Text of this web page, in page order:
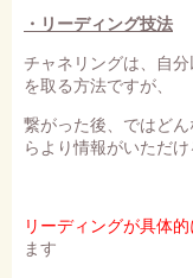
・リーディング技法
チャネリングは、自
を取る方法ですが、
繋がった後、ではど
らより情報がいただけ
リーディングが具体
ます